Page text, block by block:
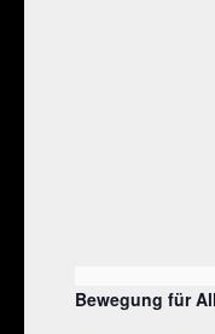
Bewegung für